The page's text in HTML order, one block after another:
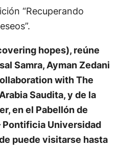
“Recuperando
hopes), reúne
Samra, Ayman Zedani
with The
Saudita, y de la
en el Pabellón de
Pontificia Universidad
puede visitarse hasta